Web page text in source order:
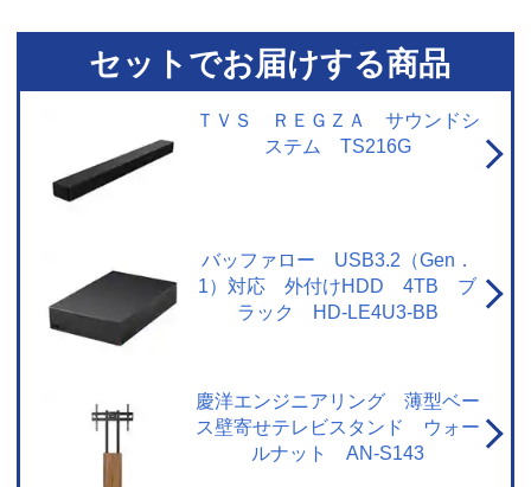
にはインターネットへの接続環境が必要です。詳しくは、メーカーHPの[ネッ
トワークに関するご注意] をご覧ください。・ おまかせ録画は、「みるコレ
パック」でお好きなテーマ（みるコレパック）におまかせ録画を登録するこ
とでご利用いただけます。・ おまかせ録画された番組は、おまかせ録画用に
設定したハードディスク領域の空き容量によって、古い順番から自動で削除
されます。保存しておきたい番組は、おまかせ録画する前に通常録画予約に
変更したり、録画された番組を通常録画に変更したりできます。・ 視聴制限
がある番組などのおまかせ録画できない番組や、おまかせ録画予約対象の番
合があります。連続ドラマ番組など確実に録画したい番組は通常録画予約す
ることをおすすめします。・ サービスは予告なく変更や終了する場合があり
ます。・ 一部対象外のチャンネルがあります。 【ネットワークに関するご注
意】・ 本機で当社が提供するネットワークサービスを利用する場合、予約ラ
ンキングの集計や情報端末上での情報表示などのため、本機の操作情報（チ
情報などや、ご登録いただいた都道府県、性別などの情報がメーカーまたは
メーカーの委託先のサーバーで記録されます。これらの情報は、ネットワー
クサービスの提供以外に、品質改善やマーケティングなどの目的で利用する
ことがあり、この目的の範囲内で第三者に提供する場合があります。これら
セットでお届けする商品
ＴＶＳ ＲＥＧＺＡ サウンドシ
ステム TS216G
バッファロー USB3.2（Gen．
1）対応 外付けHDD 4TB ブ
ラック HD-LE4U3-BB
慶洋エンジニアリング 薄型ベー
ス壁寄せテレビスタンド ウォー
ルナット AN-S143